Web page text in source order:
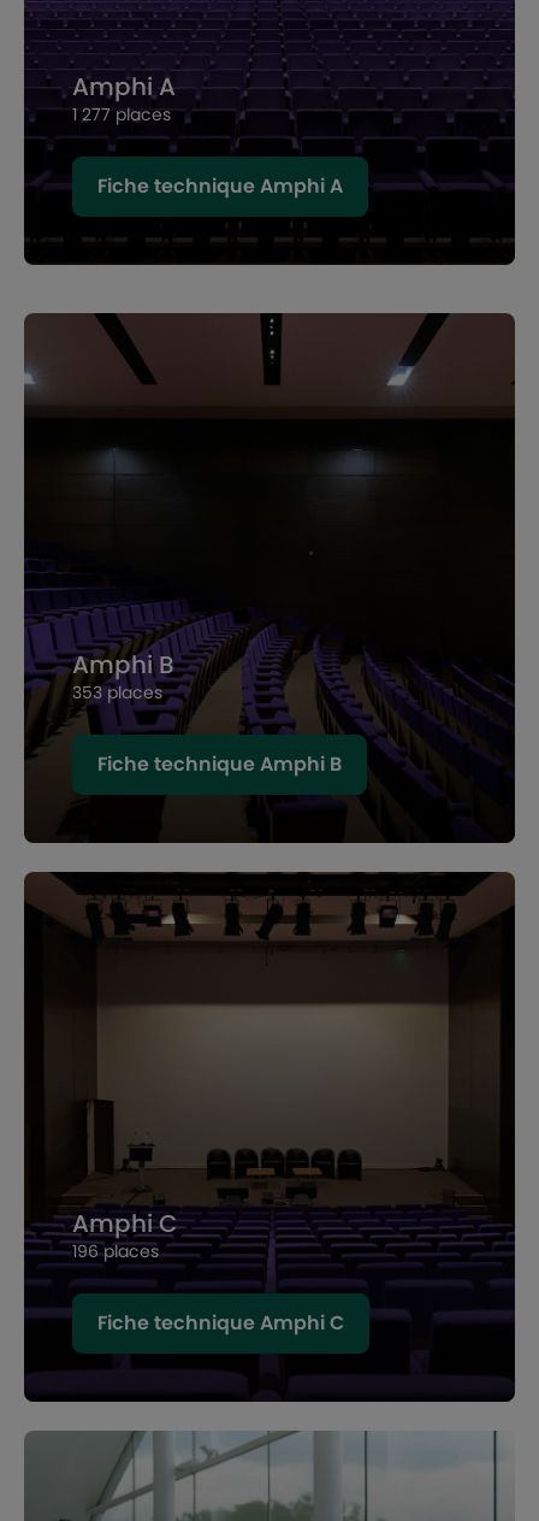
Amphi A
1 277 places
Fiche technique Amphi A
Amphi B
353 places
Fiche technique Amphi B
Amphi C
196 places
Fiche technique Amphi C